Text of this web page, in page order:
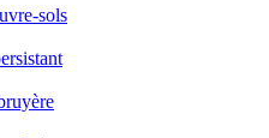
sols